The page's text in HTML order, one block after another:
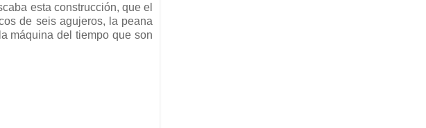
esta construcción, que el
de seis agujeros, la peana
máquina del tiempo que son